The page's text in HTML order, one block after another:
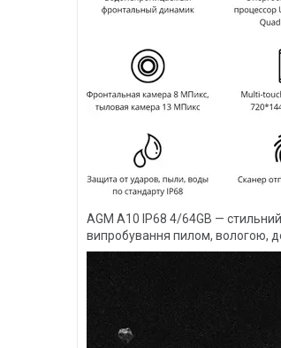
AGM A10 IP68 4/64GB —
випробування пилом, вологою,